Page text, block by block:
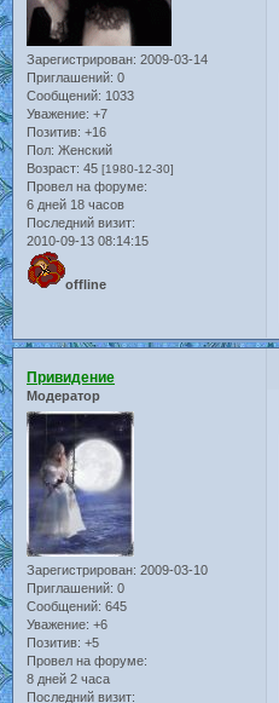
Зарегистрирован: 2009-03-14
Приглашений: 0
Сообщений: 1033
Уважение: +7
Позитив: +16
Пол: Женский
Возраст: 45 [1980-12-30]
Провел на форуме:
6 дней 18 часов
Последний визит:
2010-09-13 08:14:15
offline
Привидение
Модератор
Зарегистрирован: 2009-03-10
Приглашений: 0
Сообщений: 645
Уважение: +6
Позитив: +5
Провел на форуме:
8 дней 2 часа
Последний визит: